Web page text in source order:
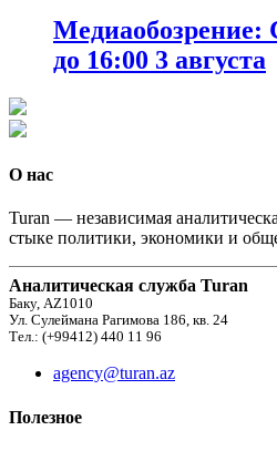
Медиаобозрение:
до 16:00 3 августа
О нас
Turan — независимая
стыке политики, экономики и
Аналитическая служба Turan
Баку, AZ1010
Ул. Сулеймана Рагимова 186, кв. 24
Тел.: (+99412) 440 11 96
agency@turan.az
Полезное